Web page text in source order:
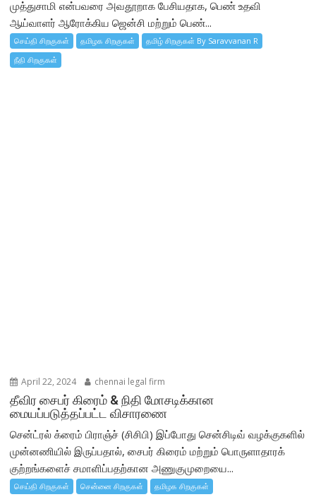
முத்துசாமி என்பவரை அவதூறாக பேசியதாக, பெண் உதவி
ஆய்வாளர் ஆரோக்கிய ஜென்சி மற்றும் பெண்...
செய்தி சிறகுகள் தமிழக சிறகுகள்
தமிழ் சிறகுகள் By Saravvanan R
நீதி சிறகுகள்
April 22, 2024 chennai legal firm
தீவிர சைபர் கிரைம் & நிதி மோசடிக்கான
மையப்படுத்தப்பட்ட விசாரணை
சென்ட்ரல் க்ரைம் பிராஞ்ச் (சிசிபி) இப்போது சென்சிடிவ் வழக்குகளில்
முன்னணியில் இருப்பதால், சைபர் கிரைம் மற்றும் பொருளாதாரக்
குற்றங்களைச் சமாளிப்பதற்கான அணுகுமுறையை...
செய்தி சிறகுகள் சென்னை சிறகுகள்
தமிழக சிறகுகள்